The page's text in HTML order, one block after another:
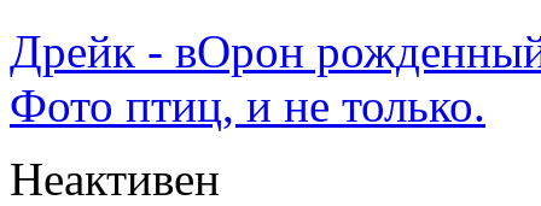
Дрейк - вОрон
Фото птиц, и не только.
Неактивен